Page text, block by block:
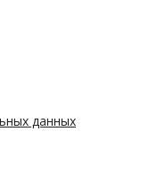
данных